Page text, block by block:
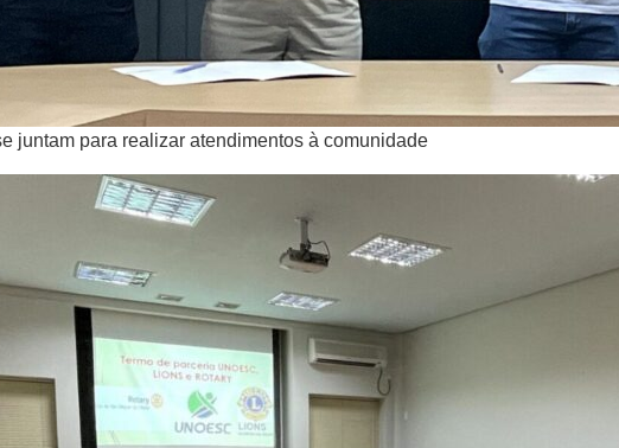
juntam para realizar atendimentos à comunidade